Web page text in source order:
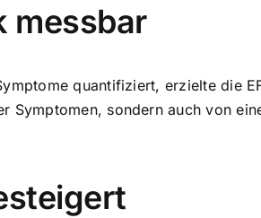
messbar
quantifiziert, erzielte die
Symptomen, sondern auch von